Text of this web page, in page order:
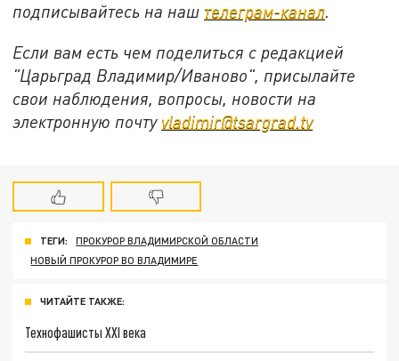
подписывайтесь на наш телеграм-канал.
Если вам есть чем поделиться с редакцией
"Царьград Владимир/Иваново", присылайте
свои наблюдения, вопросы, новости на
электронную почту vladimir@tsargrad.tv
ТЕГИ:
ПРОКУРОР ВЛАДИМИРСКОЙ ОБЛАСТИ
НОВЫЙ ПРОКУРОР ВО ВЛАДИМИРЕ
ЧИТАЙТЕ ТАКЖЕ:
Технофашисты XXI века